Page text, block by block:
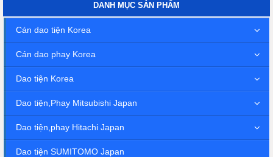
DANH MỤC SẢN PHẨM
Cán dao tiện Korea
Cán dao phay Korea
Dao tiện Korea
Dao tiện,Phay Mitsubishi Japan
Dao tiện,phay Hitachi Japan
Dao tiện SUMITOMO Japan